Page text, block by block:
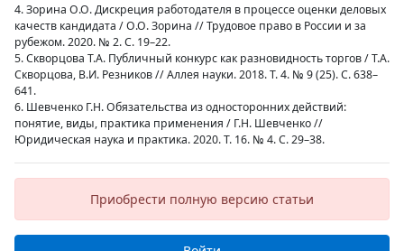
4. Зорина О.О. Дискреция работодателя в процессе оценки деловых
качеств кандидата / О.О. Зорина // Трудовое право в России и за
рубежом. 2020. № 2. С. 19–22.
5. Скворцова Т.А. Публичный конкурс как разновидность торгов / Т.А.
Скворцова, В.И. Резников // Аллея науки. 2018. Т. 4. № 9 (25). С. 638–
641.
6. Шевченко Г.Н. Обязательства из односторонних действий:
понятие, виды, практика применения / Г.Н. Шевченко //
Юридическая наука и практика. 2020. Т. 16. № 4. С. 29–38.
Приобрести полную версию статьи